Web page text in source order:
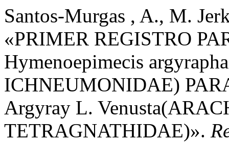
Santos-Murgas , A., M.
«PRIMER REGISTRO
Hymenoepimecis
ICHNEUMONIDAE)
Argyray L.
TETRAGNATHIDAE)».